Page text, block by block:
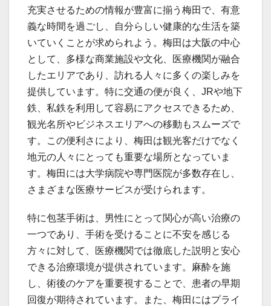
充実させるための情報が豊富に揃う梅田で、有意
義な時間を過ごし、自分らしい健康的な生活を築
いていくことが求められよう。梅田は大阪の中心
として、多様な商業施設や文化、医療機関が融合
したエリアであり、訪れる人々に多くの楽しみを
提供しています。特に交通の便が良く、JRや地下
鉄、私鉄を利用して容易にアクセスできるため、
観光名所やビジネスエリアへの移動もスムーズで
す。この便利さにより、梅田は観光客だけでなく
地元の人々にとっても重要な場所となっていま
す。梅田には大学病院や専門医院が多数存在し、
さまざまな医療サービスが受けられます。
特に包茎手術は、男性にとって関心が高い治療の
一つであり、手術を受けることに不安を感じる
方々に対して、医療機関では徹底した説明と安心
できる治療環境が提供されています。麻酔を施
し、術後のケアを重要視することで、患者の早期
回復が期待されています。また、梅田にはプライ